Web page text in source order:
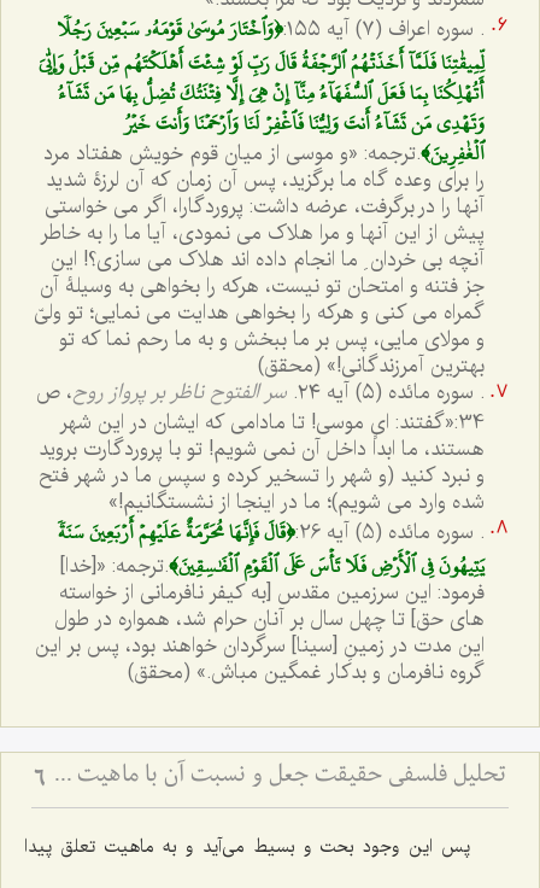
. سوره اعراف (٧) آیه ١٥٥:
﴿وَٱخۡتَارَ مُوسَىٰ قَوۡمَهُۥ سَبۡعِينَ رَجُلٗا
لِّمِيقٰتِنَا فَلَمَّآ أَخَذَتۡهُمُ ٱلرَّجۡفَةُ قَالَ رَبِّ لَوۡ شِئۡتَ أَهۡلَكۡتَهُم مِّن قَبۡلُ وَإِيّٰيَ
أَتُهۡلِكُنَا بِمَا فَعَلَ ٱلسُّفَهَآءُ مِنَّآ إِنۡ هِيَ إِلَّا فِتۡنَتُكَ تُضِلُّ بِهَا مَن تَشَآءُ
وَتَهۡدِي مَن تَشَآءُ أَنتَ وَلِيُّنَا فَٱغۡفِرۡ لَنَا وَٱرۡحَمۡنَا وَأَنتَ خَيۡرُ
ٱلۡغٰفِرِينَ﴾.ترجمه: «و موسی از میان قوم خویش هفتاد مرد
را برای وعده گاه ما برگزید، پس آن زمان که آن لرزۀ شدید
آنها را در برگرفت، عرضه داشت: پروردگارا، اگر می خواستی
پیش از این آنها و مرا هلاک می نمودی، آیا ما را به خاطر
آنچه بی خردان ِ ما انجام داده اند هلاک می سازی؟! این
جز فتنه و امتحان تو نیست، هرکه را بخواهی به وسیلۀ آن
گمراه می کنی و هرکه را بخواهی هدایت می نمایی؛ تو ولیّ
و مولای مایی، پس بر ما ببخش و به ما رحم نما که تو
بهترین آمرزندگانی!» (محقق)
. سوره مائده (٥) آیه ٢٤.
سر الفتوح ناظر بر پرواز روح، ص
34:«گفتند: ای موسی! تا مادامی که ایشان در این شهر
هستند، ما ابداً داخل آن نمی شویم! تو با پروردگارت بروید
و نبرد کنید (و شهر را تسخیر کرده و سپس ما در شهر فتح
شده وارد می شویم)؛ ما در اینجا از نشستگانیم!»
. سوره مائده (5) آیه 26:
﴿قَالَ فَإِنَّهَا مُحَرَّمَةٌ عَلَيۡهِمۡ أَرۡبَعِينَ سَنَةٗ
يَتِيهُونَ فِي ٱلۡأَرۡضِ فَلَا تَأۡسَ عَلَى ٱلۡقَوۡمِ ٱلۡفَٰسِقِينَ﴾.ترجمه: «[خدا]
فرمود: این سرزمین مقدس [به کیفر نافرمانی از خواسته
های حق] تا چهل سال بر آنان حرام شد، همواره در طول
این مدت در زمینِ [سینا] سرگردان خواهند بود، پس بر این
گروه نافرمان و بدکار غمگین مباش.» (محقق)
تحلیل فلسفی حقیقت جعل و نسبت آن با ماهیت - بررسی اعتباریت ماهیت در پرتو اصالت وجود 6
پس این وجود بحت و بسیط می‌آید و به ماهیت تعلق پیدا